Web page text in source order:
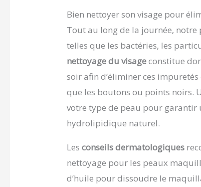
Bien nettoyer son visage pour
Tout au long de la journée, notre
telles que les bactéries, les
nettoyage du visageconstitue
soir afin d’éliminer ces
que les boutons ou points noirs.
votre type de peau pour garantir
hydrolipidique naturel.
Lesconseils dermatologiques
nettoyage pour les peaux
d’huile pour dissoudre le